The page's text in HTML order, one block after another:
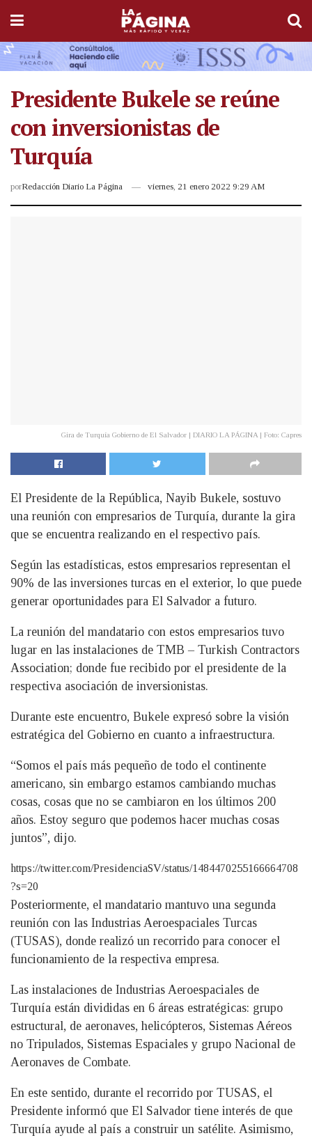
Presidente Bukele se reúne
con inversionistas de
Turquía
porRedacción Diario La Página viernes, 21 enero 2022 9:29 AM
Gira de Turquía Gobierno de El Salvador | DIARIO LA PÁGINA | Foto: Capres
El Presidente de la República, Nayib Bukele, sostuvo
una reunión con empresarios de Turquía, durante la gira
que se encuentra realizando en el respectivo país.
Según las estadísticas, estos empresarios representan el
90% de las inversiones turcas en el exterior, lo que puede
generar oportunidades para El Salvador a futuro.
La reunión del mandatario con estos empresarios tuvo
lugar en las instalaciones de TMB – Turkish Contractors
Association; donde fue recibido por el presidente de la
respectiva asociación de inversionistas.
Durante este encuentro, Bukele expresó sobre la visión
estratégica del Gobierno en cuanto a infraestructura.
“Somos el país más pequeño de todo el continente
americano, sin embargo estamos cambiando muchas
cosas, cosas que no se cambiaron en los últimos 200
años. Estoy seguro que podemos hacer muchas cosas
juntos”, dijo.
https://twitter.com/PresidenciaSV/status/1484470255166664708
?s=20
Posteriormente, el mandatario mantuvo una segunda
reunión con las Industrias Aeroespaciales Turcas
(TUSAS), donde realizó un recorrido para conocer el
funcionamiento de la respectiva empresa.
Las instalaciones de Industrias Aeroespaciales de
Turquía están divididas en 6 áreas estratégicas: grupo
estructural, de aeronaves, helicópteros, Sistemas Aéreos
no Tripulados, Sistemas Espaciales y grupo Nacional de
Aeronaves de Combate.
En este sentido, durante el recorrido por TUSAS, el
Presidente informó que El Salvador tiene interés de que
Turquía ayude al país a construir un satélite. Asimismo,